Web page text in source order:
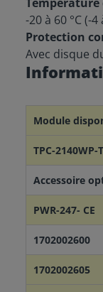
-20 à 60 °C (-4
Protection
Avec disque
Module
TPC-2140WP-
Accessoire
PWR-247- CE
1702002600
1702002605